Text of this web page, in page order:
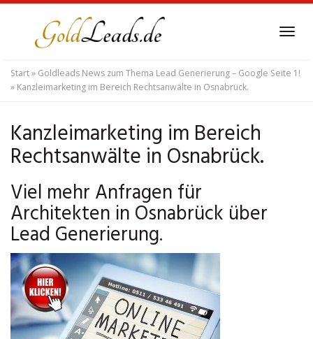
content
Start» Goldleads News zum Thema Lead Generierung – Google Seite 1!
» Kanzleimarketing im Bereich Rechtsanwälte in Osnabrück.
Kanzleimarketing im Bereich
Rechtsanwälte in Osnabrück.
Viel mehr Anfragen für
Architekten in Osnabrück über
Lead Generierung.